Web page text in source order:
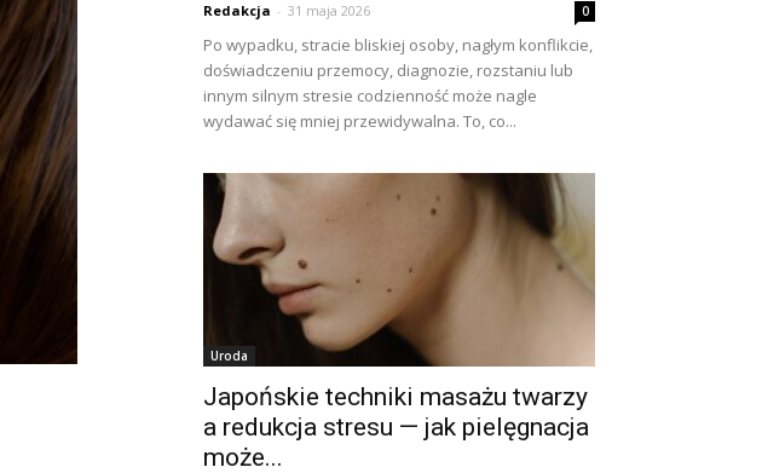
Redakcja - 31 maja 2026 0
Po wypadku, stracie bliskiej osoby, nagłym konflikcie,
doświadczeniu przemocy, diagnozie, rozstaniu lub
innym silnym stresie codzienność może nagle
wydawać się mniej przewidywalna. To, co...
Uroda
Japońskie techniki masażu twarzy
a redukcja stresu — jak pielęgnacja
może...